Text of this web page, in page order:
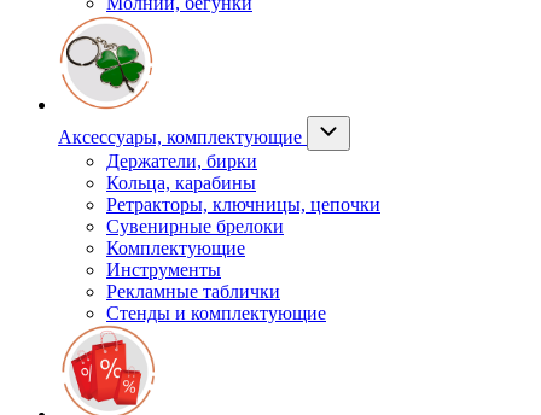
Аксессуары, комплектующие
Держатели, бирки
Кольца, карабины
Ретракторы, ключницы, цепочки
Сувенирные брелоки
Комплектующие
Инструменты
Рекламные таблички
Стенды и комплектующие